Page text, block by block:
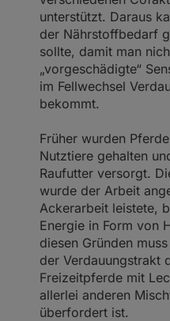
unterstützt. Daraus
der Nährstoffbedarf
sollte, damit man
„vorgeschädigte“
im Fellwechsel
bekommt.
Früher wurden
Nutztiere gehalten
Raufutter versorgt.
wurde der Arbeit
Ackerarbeit leistete,
Energie in Form von
diesen Gründen
der Verdauungstrakt
Freizeitpferde mit
allerlei anderen
überfordert ist.